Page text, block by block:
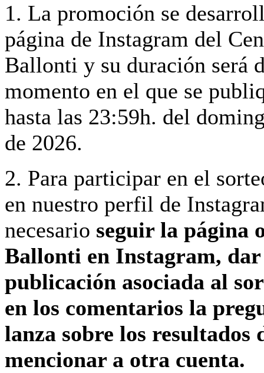
1. La promoción se
página de Instagram del
Ballonti y su duración será
momento en el que se
hasta las 23:59h. del
de 2026.
2. Para participar en el
en nuestro perfil de
necesario seguir la página
Ballonti en Instagram,
publicación asociada al
en los comentarios la
lanza sobre los resultados
mencionar a otra cuenta.